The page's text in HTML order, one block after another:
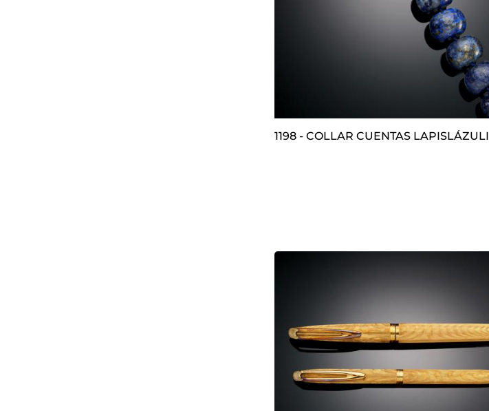
1198 - COLLAR CUENTAS LAPISLÁZULI